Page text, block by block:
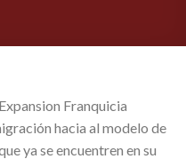
Franquicia
hacia al modelo de
ya se encuentren en su